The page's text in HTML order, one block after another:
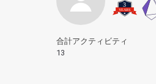
合計アクティビティ
13